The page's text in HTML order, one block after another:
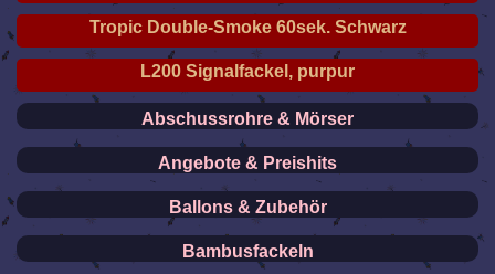
Tropic Double-Smoke 60sek. Schwarz
L200 Signalfackel, purpur
Abschussrohre & Mörser
Angebote & Preishits
Ballons & Zubehör
Bambusfackeln